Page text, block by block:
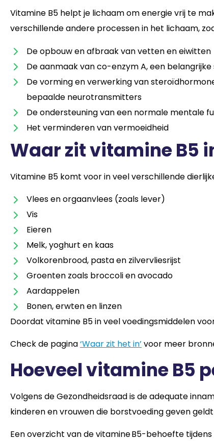
Vitamine B5 helpt je lichaam om energie vrij te
verschillende andere processen in het lichaam,
De opbouw en afbraak van vetten en eiwitten
De aanmaak van co-enzym A, een
De vorming en verwerking van
bepaalde neurotransmitters
De ondersteuning van een normale mentale
Het verminderen van vermoeidheid
Waar zit vitamine B5
Vitamine B5 komt voor in veel verschillende
Vlees en orgaanvlees (zoals lever)
Vis
Eieren
Melk, yoghurt en kaas
Volkorenbrood, pasta en zilvervliesrijst
Groenten zoals broccoli en avocado
Aardappelen
Bonen, erwten en linzen
Doordat vitamine B5 in veel voedingsmiddelen
Check de pagina‘Waar zit het in’ voor meer
Hoeveel vitamine B5
Volgens de Gezondheidsraad is de adequate
kinderen en vrouwen die borstvoeding geven
Een overzicht van de vitamine B5-behoefte